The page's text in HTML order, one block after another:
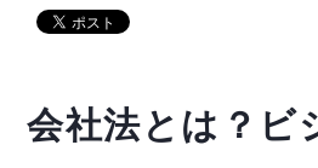
会社法とは？ビ